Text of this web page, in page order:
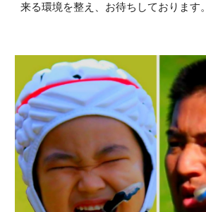
来る環境を整え、お待ちしております。